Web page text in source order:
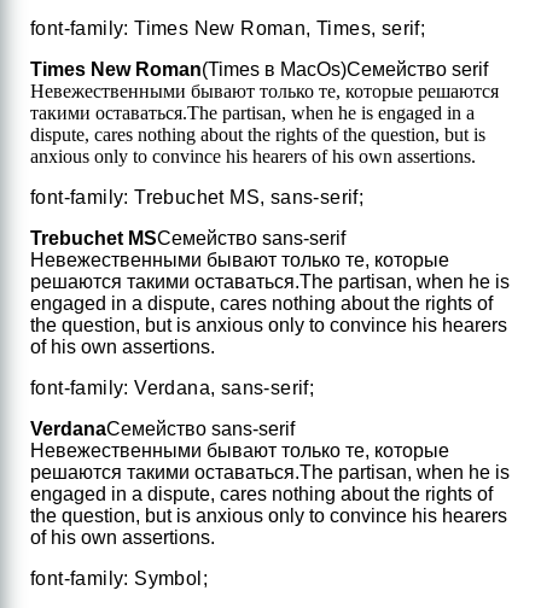
font-family: Times New Roman, Times, serif;
Times New Roman(Times в MacOs)Семейство serif
Невежественными бывают только те, которые решаются
такими оставаться.The partisan, when he is engaged in a
dispute, cares nothing about the rights of the question, but is
anxious only to convince his hearers of his own assertions.
font-family: Trebuchet MS, sans-serif;
Trebuchet MSСемейство sans-serif
Невежественными бывают только те, которые
решаются такими оставаться.The partisan, when he is
engaged in a dispute, cares nothing about the rights of
the question, but is anxious only to convince his hearers
of his own assertions.
font-family: Verdana, sans-serif;
VerdanaСемейство sans-serif
Невежественными бывают только те, которые
решаются такими оставаться.The partisan, when he is
engaged in a dispute, cares nothing about the rights of
the question, but is anxious only to convince his hearers
of his own assertions.
font-family: Symbol;